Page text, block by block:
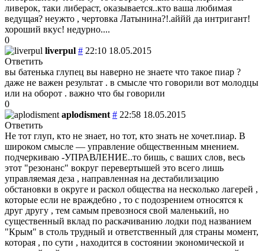
ливерок, таки либераст, оказывается..кто ваша любимая
ведущая? неужто , чертовка Латынина?!.аййй да интригант!
хороший вкус! недурно....
0
liverpul # 22:10 18.05.2015
Ответить
вы батенька глупец вы наверно не знаете что такое пиар ?
даже не важен результат . в смысле что говорили вот молодцы
или на оборот . важно что бы говорили
0
aplodisment # 22:58 18.05.2015
Ответить
Не тот глуп, кто не знает, но тот, кто знать не хочет.пиар. В
широком смысле — управление общественным мнением.
подчеркиваю -УПРАВЛЕНИЕ..то бишь, с ваших слов, весь
этот "резонанс" вокруг перевертышей это всего лишь
управляемая деза , направленная на дестабилизацию
обстановки в округе и раскол общества на несколько лагерей ,
которые если не враждебно , то с подозрением относятся к
друг другу , тем самым превознося свой маленький, но
существенный вклад по раскачиванию лодки под названием
"Крым" в столь трудный и ответственный для страны момент,
которая , по сути , находится в состоянии экономической и